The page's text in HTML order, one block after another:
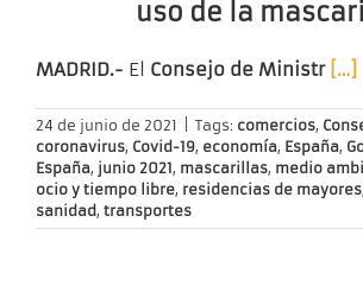
uso de la
MADRID.- El Consejo de Ministr […]
24 de junio de 2021 Tags: comercios,
coronavirus, Covid-19, economía, España,
España, junio 2021, mascarillas, medio
ocio y tiempo libre, residencias de mayores,
sanidad, transportes